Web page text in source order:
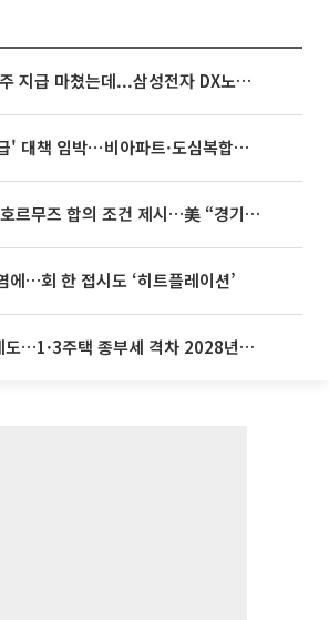
3445억 자사주 지급 마쳤는데...삼성전자 DX노조, 뒤늦은 '떼쓰기 집회'
영끌 '주택공급' 대책 임박⋯비아파트·도심복합까지 총동원
이란, 미국에 호르무즈 합의 조건 제시…美 “경기 아직 안 끝나” [종합]
에…회 한 접시도 ‘히트플레이션’
종부세 개편에도…1·3주택 종부세 격차 2028년부터 확대